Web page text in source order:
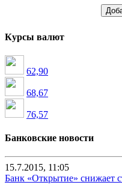
Курсы валют
62,90
68,67
76,57
Банковские новости
15.7.2015, 11:05
Банк «Открытие» снижает